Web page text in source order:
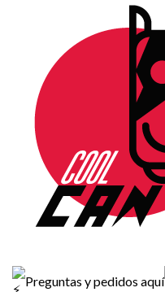
Preguntas y pedidos aquí